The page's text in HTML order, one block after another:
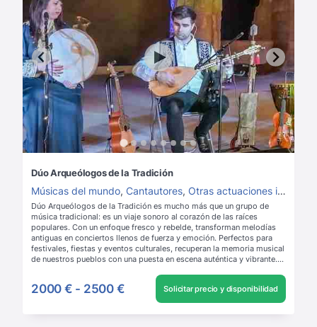
Dúo Arqueólogos de la Tradición
Músicas del mundo, Cantautores, Otras actuaciones instrumentales
Dúo Arqueólogos de la Tradición es mucho más que un grupo de
música tradicional: es un viaje sonoro al corazón de las raíces
populares. Con un enfoque fresco y rebelde, transforman melodías
antiguas en conciertos llenos de fuerza y emoción. Perfectos para
festivales, fiestas y eventos culturales, recuperan la memoria musical
de nuestros pueblos con una puesta en escena auténtica y vibrante.
2000 € - 2500 € Solicitar precio y disponibilidad